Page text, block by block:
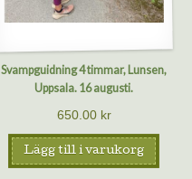
Svampguidning 4 timmar, Lunsen,
Uppsala. 16 augusti.
650.00 kr
Lägg till i varukorg